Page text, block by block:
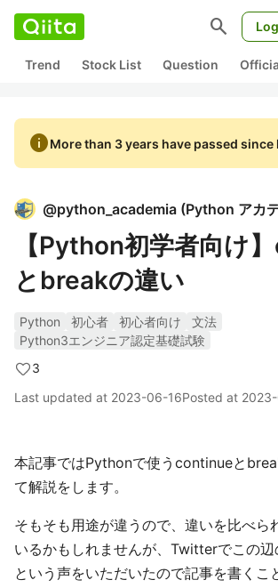
search
Trend Stock List Question
infoMore than 3 years have passed since
@python_academia (Python アカ
【Python初学者向け
とbreakの違い
Python 初心者 初心者向け
文法
Python3エンジニア認定基礎試験
3
Last updated at 2023-06-16Posted at
本記事ではPythonで使うcontinueと
て解説をします。
そもそも用途が違うので、違いを比べら
いるかもしれませんが、Twitterでこの
という声をいただいたので記事を書くこ